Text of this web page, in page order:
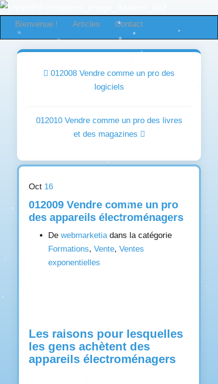
Bienvenue ! Articles Contact
012008 Vendre comme un pro des
logiciels
012010 Vendre comme un pro des livres
et des magazines
Oct 16
012009 Vendre comme un pro
des appareils électroménagers
De webmarketiadans la catégorie
Formations, Vente, Ventes
exponentielles
Les raisons pour lesquelles
les gens achètent des
appareils électroménagers